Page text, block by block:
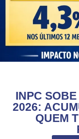
INPC
2026:
QUEM